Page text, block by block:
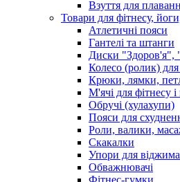
Взуття для
Товари для фітнесу,
Атлетичні пояси
Гантелі та штанги
Диски "Здоров'я",
Колесо (ролик) для
Крюки, лямки,
М'ячі для фітнесу і
Обручі (хулахупи)
Пояси для
Роли, валики,
Скакалки
Упори для
Обважнювачі
Фітнес-гумки